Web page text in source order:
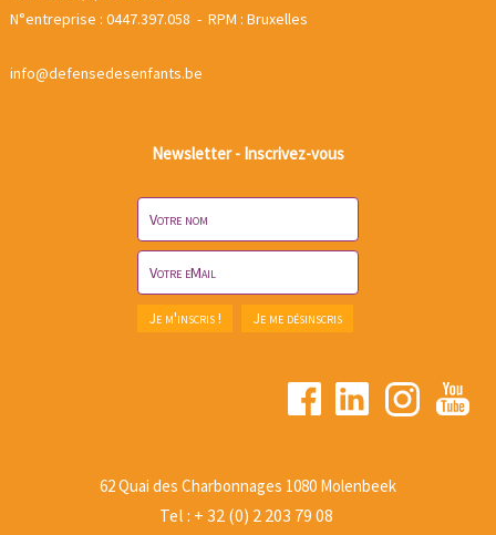
N°entreprise : 0447.397.058 - RPM : Bruxelles
info@defensedesenfants.be
Newsletter - Inscrivez-vous
62 Quai des Charbonnages 1080 Molenbeek
Tel : + 32 (0) 2 203 79 08